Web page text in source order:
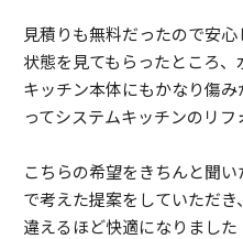
見積りも無料だったので安心
状態を見てもらったところ、
キッチン本体にもかなり傷
ってシステムキッチンのリフ
こちらの希望をきちんと聞
で考えた提案をしていただ
違えるほど快適になりました